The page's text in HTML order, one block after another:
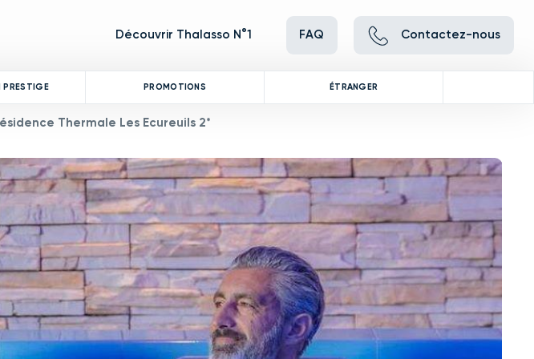
Découvrir Thalasso N°1 FAQ Contactez-nous
PRESTIGE PROMOTIONS ÉTRANGER
Thermale Les Ecureuils 2*
in the carousel that follows. Use the Previous and Next buttons to cycle through all the
and Next buttons to move between images, or use the preceding thumbnails carousel